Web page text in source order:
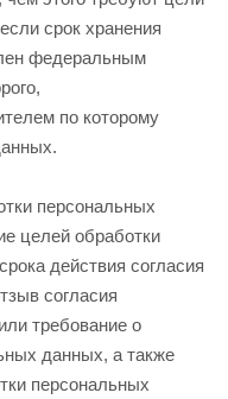
срок хранения
федеральным
по которому
персональных
целей обработки
действия согласия
согласия
требование о
данных, а также
персональных